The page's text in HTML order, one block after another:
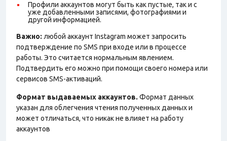
Профили аккаунтов могут быть как пустые, так и с
уже добавленными записями, фотографиями и
другой информацией.
Важно: любой аккаунт Instagram может запросить
подтверждение по SMS при входе или в процессе
работы. Это считается нормальным явлением.
Подтвердить его можно при помощи своего номера или
сервисов SMS-активаций.
Формат выдаваемых аккаунтов. Формат данных
указан для облегчения чтения полученных данных и
может отличаться, что никак не влияет на работу
аккаунтов